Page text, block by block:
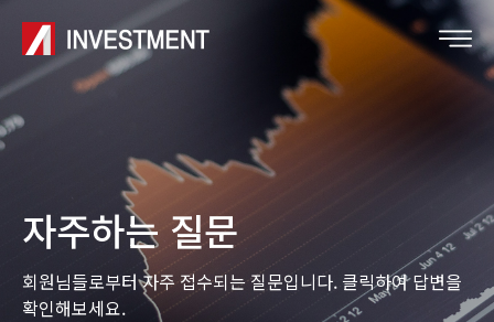
자주하는 질문
회원님들로부터 자주 접수되는 질문입니다. 클릭하여 답변을
확인해보세요.